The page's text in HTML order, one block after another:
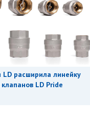
расширила линейку
LD Pride